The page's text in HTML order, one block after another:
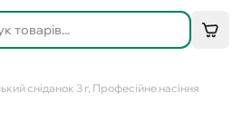
сніданок 3 г, Професійне насіння